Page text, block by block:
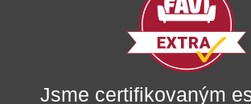
Jsme certifikovaným